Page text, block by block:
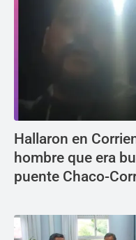
Hallaron en
hombre que era
puente Chaco-